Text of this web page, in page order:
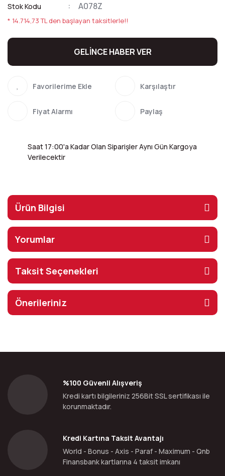
Stok Kodu A078Z
* 14.714,73 TL den başlayan taksitlerle!!
GELİNCE HABER VER
Karşılaştır
Fiyat Alarmı Paylaş
Saat 17:00'a Kadar Olan Siparişler Aynı Gün Kargoya
Verilecektir
Ürün Bilgisi
Yorumlar
Taksit Seçenekleri
Önerileriniz
%100 Güvenli Alışveriş
Kredi kartı bilgileriniz 256Bit SSL sertifikası ile
korunmaktadır.
Kredi Kartına Taksit Avantajı
World - Bonus - Axis - Paraf - Maximum - Qnb
Finansbank kartlarına 4 taksit imkanı